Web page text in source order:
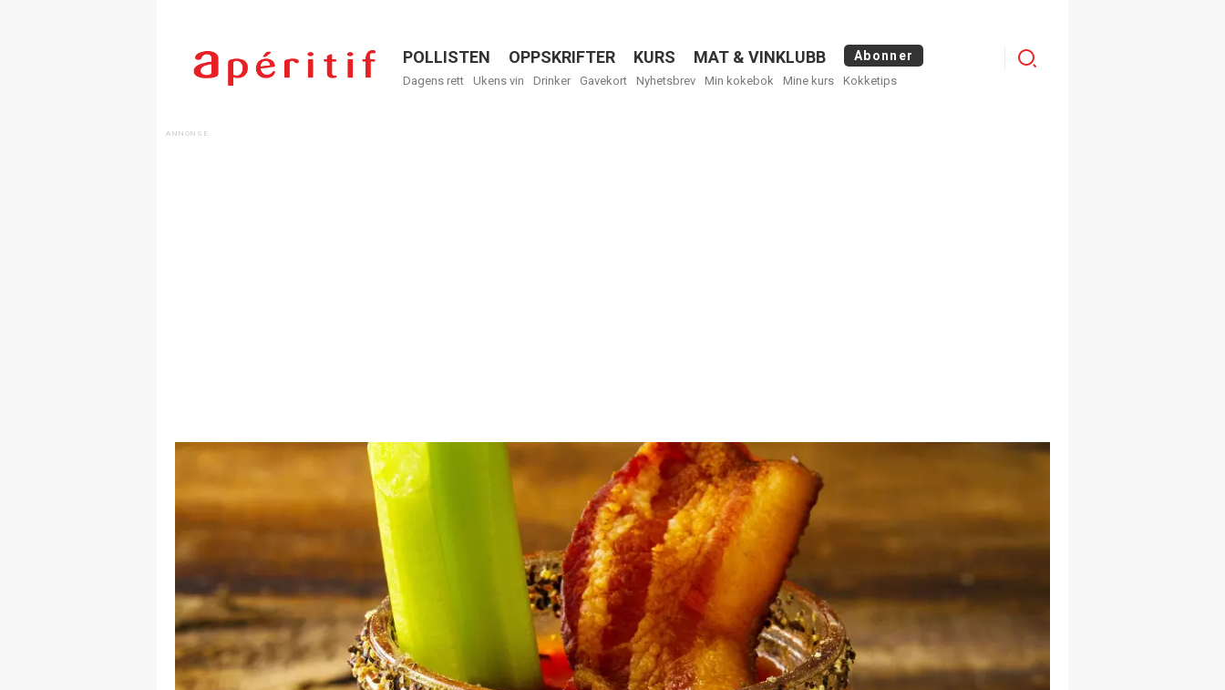
Menu
POLLISTEN OPPSKRIFTER KURS MAT & VINKLUBB Abonner
Dagens rett Ukens vin Drinker Gavekort Nyhetsbrev Min kokebok Mine kurs Kokketips
Logg